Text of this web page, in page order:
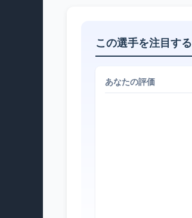
この選手を注目する
あなたの評価